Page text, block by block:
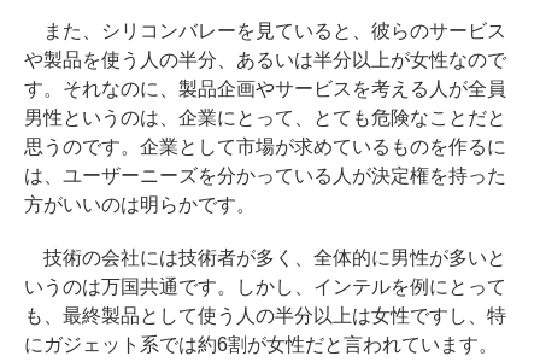
また、シリコンバレーを見ていると、彼らのサービス
や製品を使う人の半分、あるいは半分以上が女性なので
す。それなのに、製品企画やサービスを考える人が全員
男性というのは、企業にとって、とても危険なことだと
思うのです。企業として市場が求めているものを作るに
は、ユーザーニーズを分かっている人が決定権を持った
方がいいのは明らかです。
技術の会社には技術者が多く、全体的に男性が多いと
いうのは万国共通です。しかし、インテルを例にとって
も、最終製品として使う人の半分以上は女性ですし、特
にガジェット系では約6割が女性だと言われています。